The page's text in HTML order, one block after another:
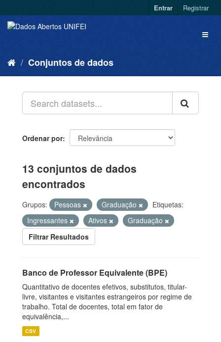
Entrar Registrar
Conjuntos de dados
Ordenar por
13 conjuntos de dados
encontrados
Grupos: Pessoas Graduação
Etiquetas:
Ingressantes
Ativos
Graduação
Filtrar Resultados
Banco de Professor Equivalente (BPE)
Quantitativo de docentes efetivos, substitutos, titular-
livre, visitantes e visitantes estrangeiros por regime de
trabalho. Total de docentes, total em fator de
equivalência,...
CSV